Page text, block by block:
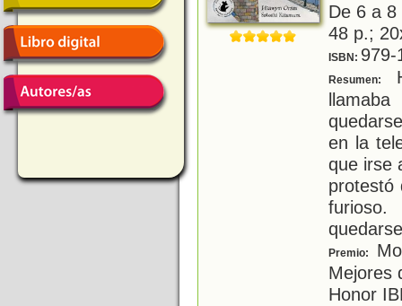
De 6 a
48 p.;
ISBN: 979-
Resumen:
en la
que irse
protestó
Premio:
Mejores
Honor